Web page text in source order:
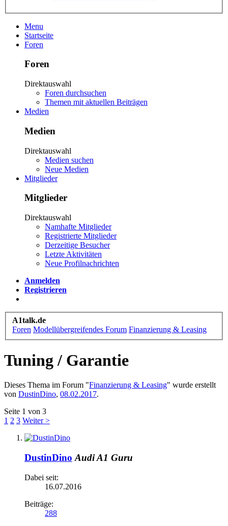
Menu
Startseite
Foren
Foren
Direktauswahl
Foren durchsuchen
Themen mit aktuellen Beiträgen
Medien
Medien
Direktauswahl
Medien suchen
Neue Medien
Mitglieder
Mitglieder
Direktauswahl
Namhafte Mitglieder
Registrierte Mitglieder
Derzeitige Besucher
Letzte Aktivitäten
Neue Profilnachrichten
Anmelden
Registrieren
A1talk.de
Foren Modellübergreifendes Forum Finanzierung & Leasing
Tuning / Garantie
Dieses Thema im Forum "Finanzierung & Leasing" wurde erstellt
von DustinDino, 08.02.2017.
Seite 1 von 3
1 2 3 Weiter >
DustinDino Audi A1 Guru
Dabei seit:
16.07.2016
Beiträge:
288